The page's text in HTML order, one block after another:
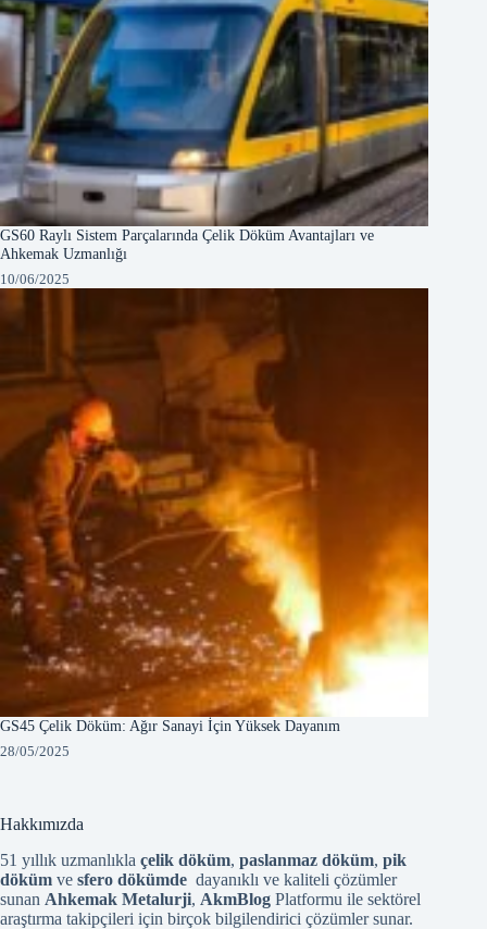
GS60 Raylı Sistem Parçalarında Çelik Döküm Avantajları ve
Ahkemak Uzmanlığı
10/06/2025
GS45 Çelik Döküm: Ağır Sanayi İçin Yüksek Dayanım
28/05/2025
Hakkımızda
51 yıllık uzmanlıkla çelik döküm, paslanmaz döküm, pik
döküm ve sfero dökümde dayanıklı ve kaliteli çözümler
sunan Ahkemak Metalurji, AkmBlog Platformu ile sektörel
araştırma takipçileri için birçok bilgilendirici çözümler sunar.